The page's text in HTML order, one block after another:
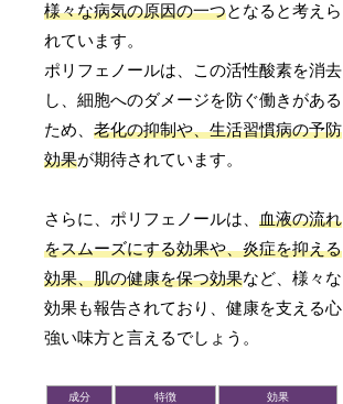
様々な病気の原因の一つとなると考えら
れています。
ポリフェノールは、この活性酸素を消去
し、細胞へのダメージを防ぐ働きがある
ため、老化の抑制や、生活習慣病の予防
効果が期待されています。
さらに、ポリフェノールは、血液の流れ
をスムーズにする効果や、炎症を抑える
効果、肌の健康を保つ効果など、様々な
効果も報告されており、健康を支える心
強い味方と言えるでしょう。
成分 特徴 効果